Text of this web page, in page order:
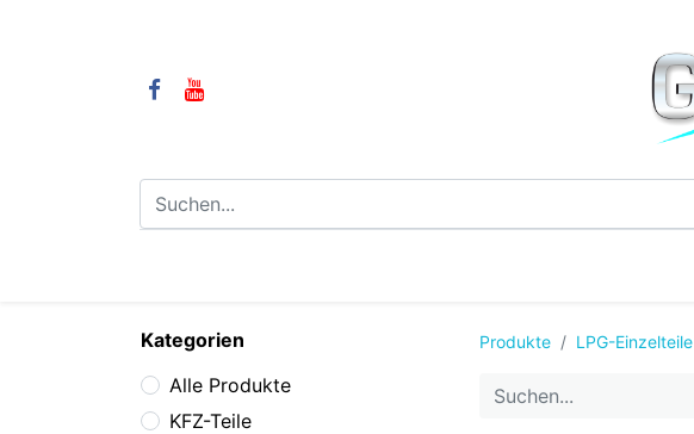
Kategorien
Alle Produkte
KFZ-Teile
Produkte LPG-Einzelteile